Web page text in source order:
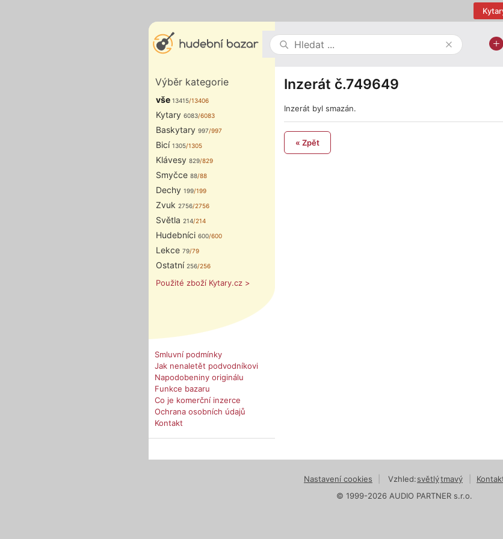
Výběr kategorie
vše 13415/13406
Kytary 6083/6083
Baskytary 997/997
Bicí 1305/1305
Klávesy 829/829
Smyčce 88/88
Dechy 199/199
Zvuk 2756/2756
Světla 214/214
Hudebníci 600/600
Lekce 79/79
Ostatní 256/256
Použité zboží Kytary.cz >
Smluvní podmínky
Jak nenaletět podvodníkovi
Napodobeniny originálu
Funkce bazaru
Co je komerční inzerce
Ochrana osobních údajů
Kontakt
Inzerát č.749649
Inzerát byl smazán.
« Zpět
Nastavení cookies Vzhled:světlýtmavý
© 1999-2026 AUDIO PARTNER s.r.o.